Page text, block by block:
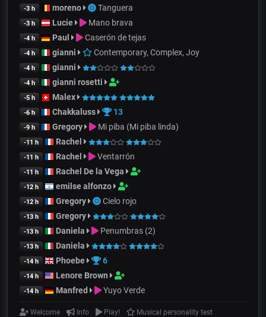
-3 h moreno Tanguera
-3 h Lucie Mano brava
-4 h Paul Caserón de tejas
-4 h gianni Contemporary, Complex, Joy
-4 h gianni
-4 h gianni rosetti
-5 h Malex
-6 h Chakkaluss 13
-9 h Gregory Mi piba (Mi piba linda)
-11 h Rachel
-11 h Rachel Ventarrón
-11 h Rachel De la Vega
-12 h emilse alfonzo
-12 h Gregory Cielo rojo
-13 h Gregory
-13 h Daniela Penumbras (2)
-13 h Daniela
-14 h Phoebe 6
-14 h Lenore Brown
-14 h Manfred Yuyo Verde
Welcome Info Play!
Musical personality test